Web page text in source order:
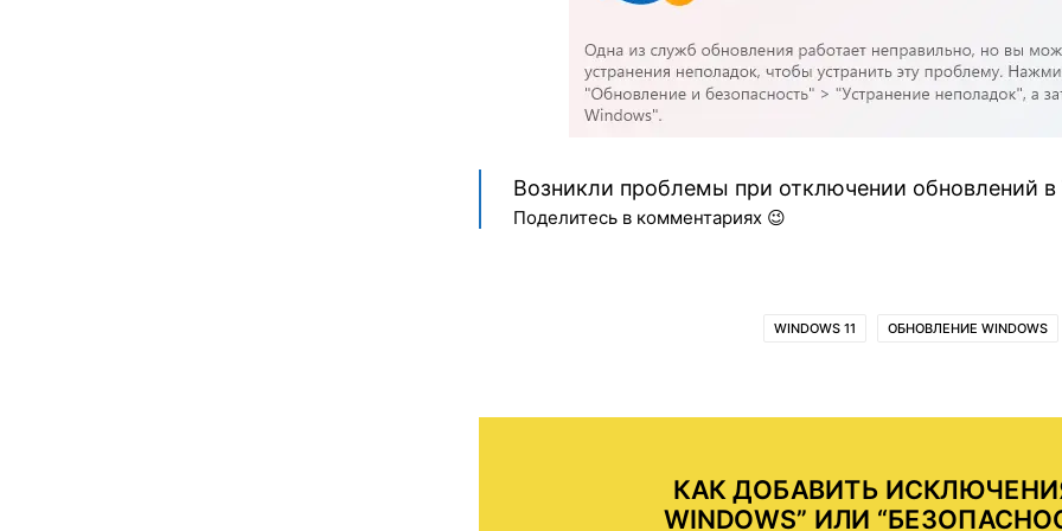
Возникли проблемы при отключении обновлений в
Поделитесь в комментариях 😉
WINDOWS 11 ОБНОВЛЕНИЕ WINDOWS
КАК ДОБАВИТЬ
WINDOWS” ИЛИ